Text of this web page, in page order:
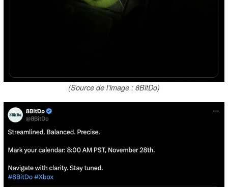
(Source de l'image : 8BitDo)